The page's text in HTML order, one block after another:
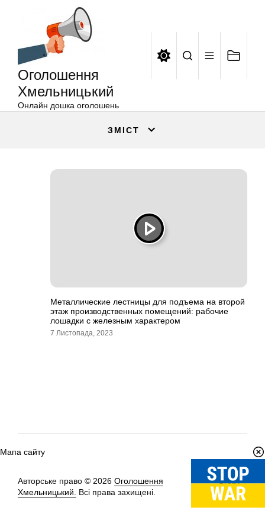
Оголошення
Хмельницький
Онлайн дошка оголошень
ЗМІСТ
Металлические лестницы для подъема на второй
этаж производственных помещений: рабочие
лошадки с железным характером
7 Листопада, 2023
Мапа сайту
Авторське право © 2026 Оголошення
Хмельницький.
Всі права захищені.
Вгору